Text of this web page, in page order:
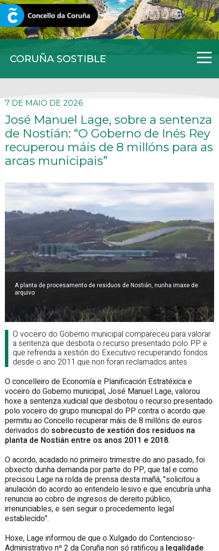
CORUÑA SOSTIBLE
CORUNA.GAL
7 DE MAIO DE 2026
José Manuel Lage, sobre a sentenza
de Nostián: “O Goberno de Inés Rey
recuperou máis de 8 millóns para as
arcas municipais”
A planta de procesamento de residuos de Nostián, nunha imaxe de
arquivo
O voceiro do Goberno municipal compareceu para valorar
a sentenza que desbota o recurso presentado polo PP e
que refrenda a xestión do Executivo recuperando fondos
desde o ano 2011 que non foran reclamados antes
O concelleiro de Economía e Planificación Estratéxica e
voceiro do Goberno municipal, José Manuel Lage, valorou
hoxe a sentenza xudicial que desbotou o recurso presentado
polo voceiro do grupo municipal do PP contra o acordo que
permitiu ao Concello recuperar máis de 8 millóns de euros
derivados dosobrecusto de xestión dos residuos na
planta de Nostián entre os anos 2011 e 2018.
O acordo, acadado no primeiro trimestre do ano pasado, foi
obxecto dunha demanda por parte do PP, que tal e como
precisou Lage na rolda de prensa desta mañá, "solicitou a
anulación do acordo ao entendelo lesivo e que encubría unha
renuncia ao cobro de ingresos de dereito público,
irrenunciables, e sen seguir o procedemento legal
establecido".
Hoxe, Lage informou de que o Xulgado do Contencioso-
Administrativo nº 2 da Coruña non só ratificou a legalidade